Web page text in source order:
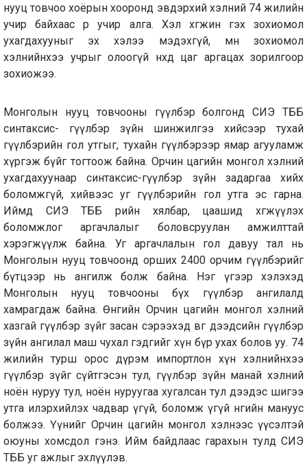
нууц товчоо хоёрын хооронд эвдэрхий хэлний 74 жилийн
учир байхаас өөр учир алга. Хэл хөгжинө гэх зохиомол
ухагдахууныг эх хэлээ мэдэхгүй, мөн зохиомол
хэлнийнхээ учрыг олоогүй нөхөд цаг аргацах зорилгоор
зохиожээ.
Монголын нууц товчооны өгүүлбэр болгонд СИЭ ТББ
синтаксис- өгүүлбэр зүйн шинжилгээ хийсээр тухай
өгүүлбэрийн гол утгыг, тухайн өгүүлбэрээр ямар агууламж
хүргэж бүйг тогтоож байна. Орчин цагийн монгол хэлний
ухагдахуунаар синтаксис-өгүүлбэр зүйн задаргаа хийх
боломжгүй, хийвээс уг өгүүлбэрийн гол утга эс гарна.
Иймд СИЭ ТББ өөрийн хялбар, цаашид хөгжүүлэх
боломжлог аргачлалыг боловсруулан амжилттай
хэрэгжүүлж байна. Уг аргачлалын гол давуу тал нь
Монголын нууц товчоонд орших 2400 орчим өгүүлбэрийг
бүтцээр нь ангилж болж байна. Нэг үгээр хэлэхэд
Монголын нууц товчооны бүх өгүүлбэр ангилалд
хамрагдаж байна. Өнөөгийн Орчин цагийн монгол хэлний
хазгай өгүүлбэр зүйг засан сэрээхэд өвөг дээдсийн өгүүлбэр
зүйн ангилал маш чухал гэдгийг хүн бүр ухах болов уу. 74
жилийн турш орос дүрэм импортлон хүн хэлнийнхээ
өгүүлбэр зүйг сүйтгэсэн тул, өгүүлбэр зүйн манай хэлний
ноён нуруу тул, ноён нуруугаа хугалсан тул дээдэс шигээ
утга илэрхийлэх чадвар үгүй, боломж үгүй өнөөгийн мануус
болжээ. Үүнийг Орчин цагийн монгол хэлнээс үүсэлтэй
оюуны хомсдол гэнэ. Ийм байдлаас гарахын тулд СИЭ
ТББ уг ажлыг эхлүүлэв.